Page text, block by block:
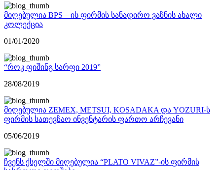
მიღებულია BPS – ის ფირმის სანადირო ვაზნის ახალი
კოლექცია
01/01/2020
“როკ ფიშინგ სარფი 2019”
28/08/2019
მიღებულია ZEMEX, METSUI, KOSADAKA და YOZURI-ს
ფირმის სათევზაო ინვენტარის ფართო არჩევანი
05/06/2019
ჩვენს ქსელში მიღებულია “PLATO VIVAZ”-ის ფირმის